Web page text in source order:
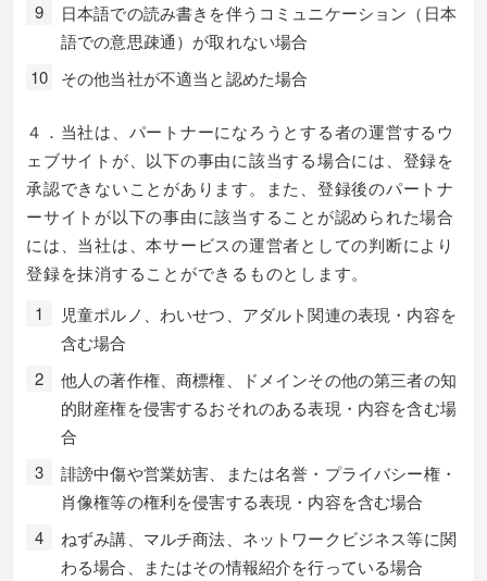
日本語での読み書きを伴うコミュニケーション（日本
語での意思疎通）が取れない場合
その他当社が不適当と認めた場合
４．当社は、パートナーになろうとする者の運営するウ
ェブサイトが、以下の事由に該当する場合には、登録を
承認できないことがあります。また、登録後のパートナ
ーサイトが以下の事由に該当することが認められた場合
には、当社は、本サービスの運営者としての判断により
登録を抹消することができるものとします。
児童ポルノ、わいせつ、アダルト関連の表現・内容を
含む場合
他人の著作権、商標権、ドメインその他の第三者の知
的財産権を侵害するおそれのある表現・内容を含む場
合
誹謗中傷や営業妨害、または名誉・プライバシー権・
肖像権等の権利を侵害する表現・内容を含む場合
ねずみ講、マルチ商法、ネットワークビジネス等に関
わる場合、またはその情報紹介を行っている場合